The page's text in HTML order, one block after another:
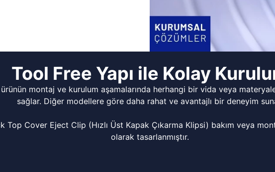
Tool Free Yapı ile Kolay
montaj ve kurulum aşamalarında herhangi bir vida veya
sağlar. Diğer modellere göre daha rahat ve avantajlı bir deneyim
Top Cover Eject Clip (Hızlı Üst Kapak Çıkarma Klipsi) bakım veya
olarak tasarlanmıştır.